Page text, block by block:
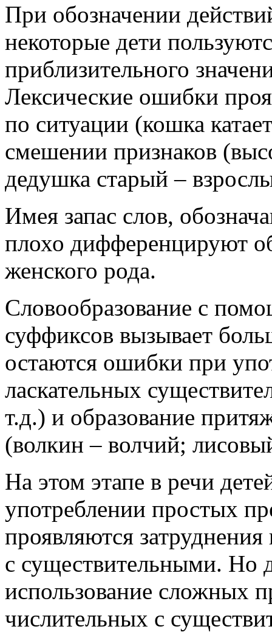
При обозначении
некоторые дети
приблизительного
Лексические ошибки
по ситуации (кошка
смешении признаков
дедушка старый –
Имея запас слов,
плохо дифференцируют
женского рода.
Словообразование с
суффиксов вызывает
остаются ошибки при
ласкательных
т.д.) и образование
(волкин – волчий;
На этом этапе в речи
употреблении простых
проявляются
с существительными. Но
использование сложных
числительных с